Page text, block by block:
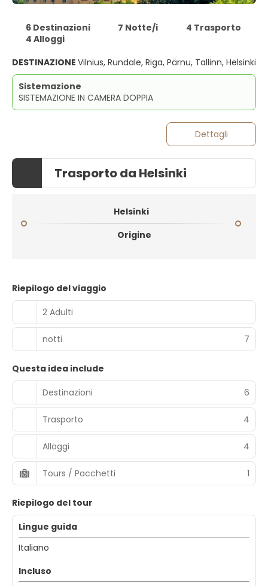
6 Destinazioni 7 Notte/i
4 Trasporto
4 Alloggi
DESTINAZIONE Vilnius, Rundale, Riga, Pärnu, Tallinn, Helsinki
Sistemazione
SISTEMAZIONE IN CAMERA DOPPIA
Dettagli
Trasporto da Helsinki
Helsinki
Origine
Riepilogo del viaggio
2 Adulti
notti 7
Questa idea include
Destinazioni
6
Trasporto 4
Alloggi 4
Tours / Pacchetti 1
Riepilogo del tour
Lingue guida
Italiano
Incluso